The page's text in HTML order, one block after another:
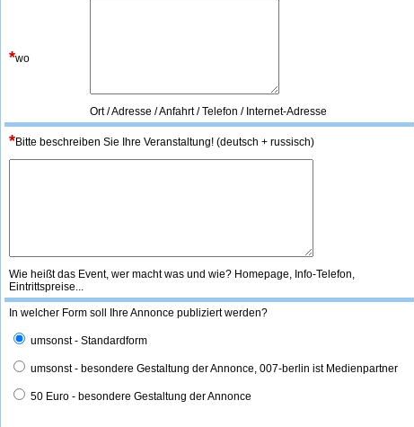
*wo
Ort / Adresse / Anfahrt / Telefon / Internet-Adresse
*Bitte beschreiben Sie Ihre Veranstaltung! (deutsch + russisch)
Wie heißt das Event, wer macht was und wie? Homepage, Info-Telefon,
Eintrittspreise...
In welcher Form soll Ihre Annonce publiziert werden?
umsonst - Standardform
umsonst - besondere Gestaltung der Annonce, 007-berlin ist Medienpartner
50 Euro - besondere Gestaltung der Annonce